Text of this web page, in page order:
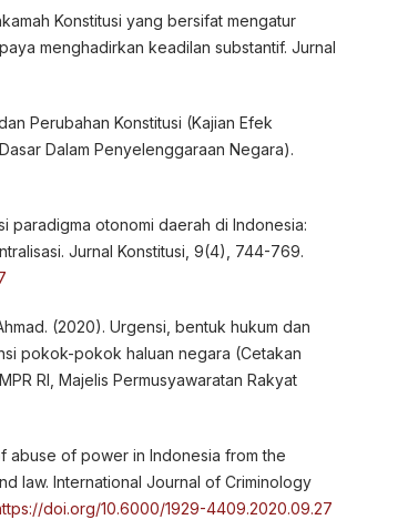
Konstitusi yang bersifat mengatur
menghadirkan keadilan substantif. Jurnal
Perubahan Konstitusi (Kajian Efek
Dalam Penyelenggaraan Negara).
paradigma otonomi daerah di Indonesia:
Jurnal Konstitusi, 9(4), 744-769.
(2020). Urgensi, bentuk hukum dan
pokok-pokok haluan negara (Cetakan
RI, Majelis Permusyawaratan Rakyat
abuse of power in Indonesia from the
law. International Journal of Criminology
doi.org/10.6000/1929-4409.2020.09.27